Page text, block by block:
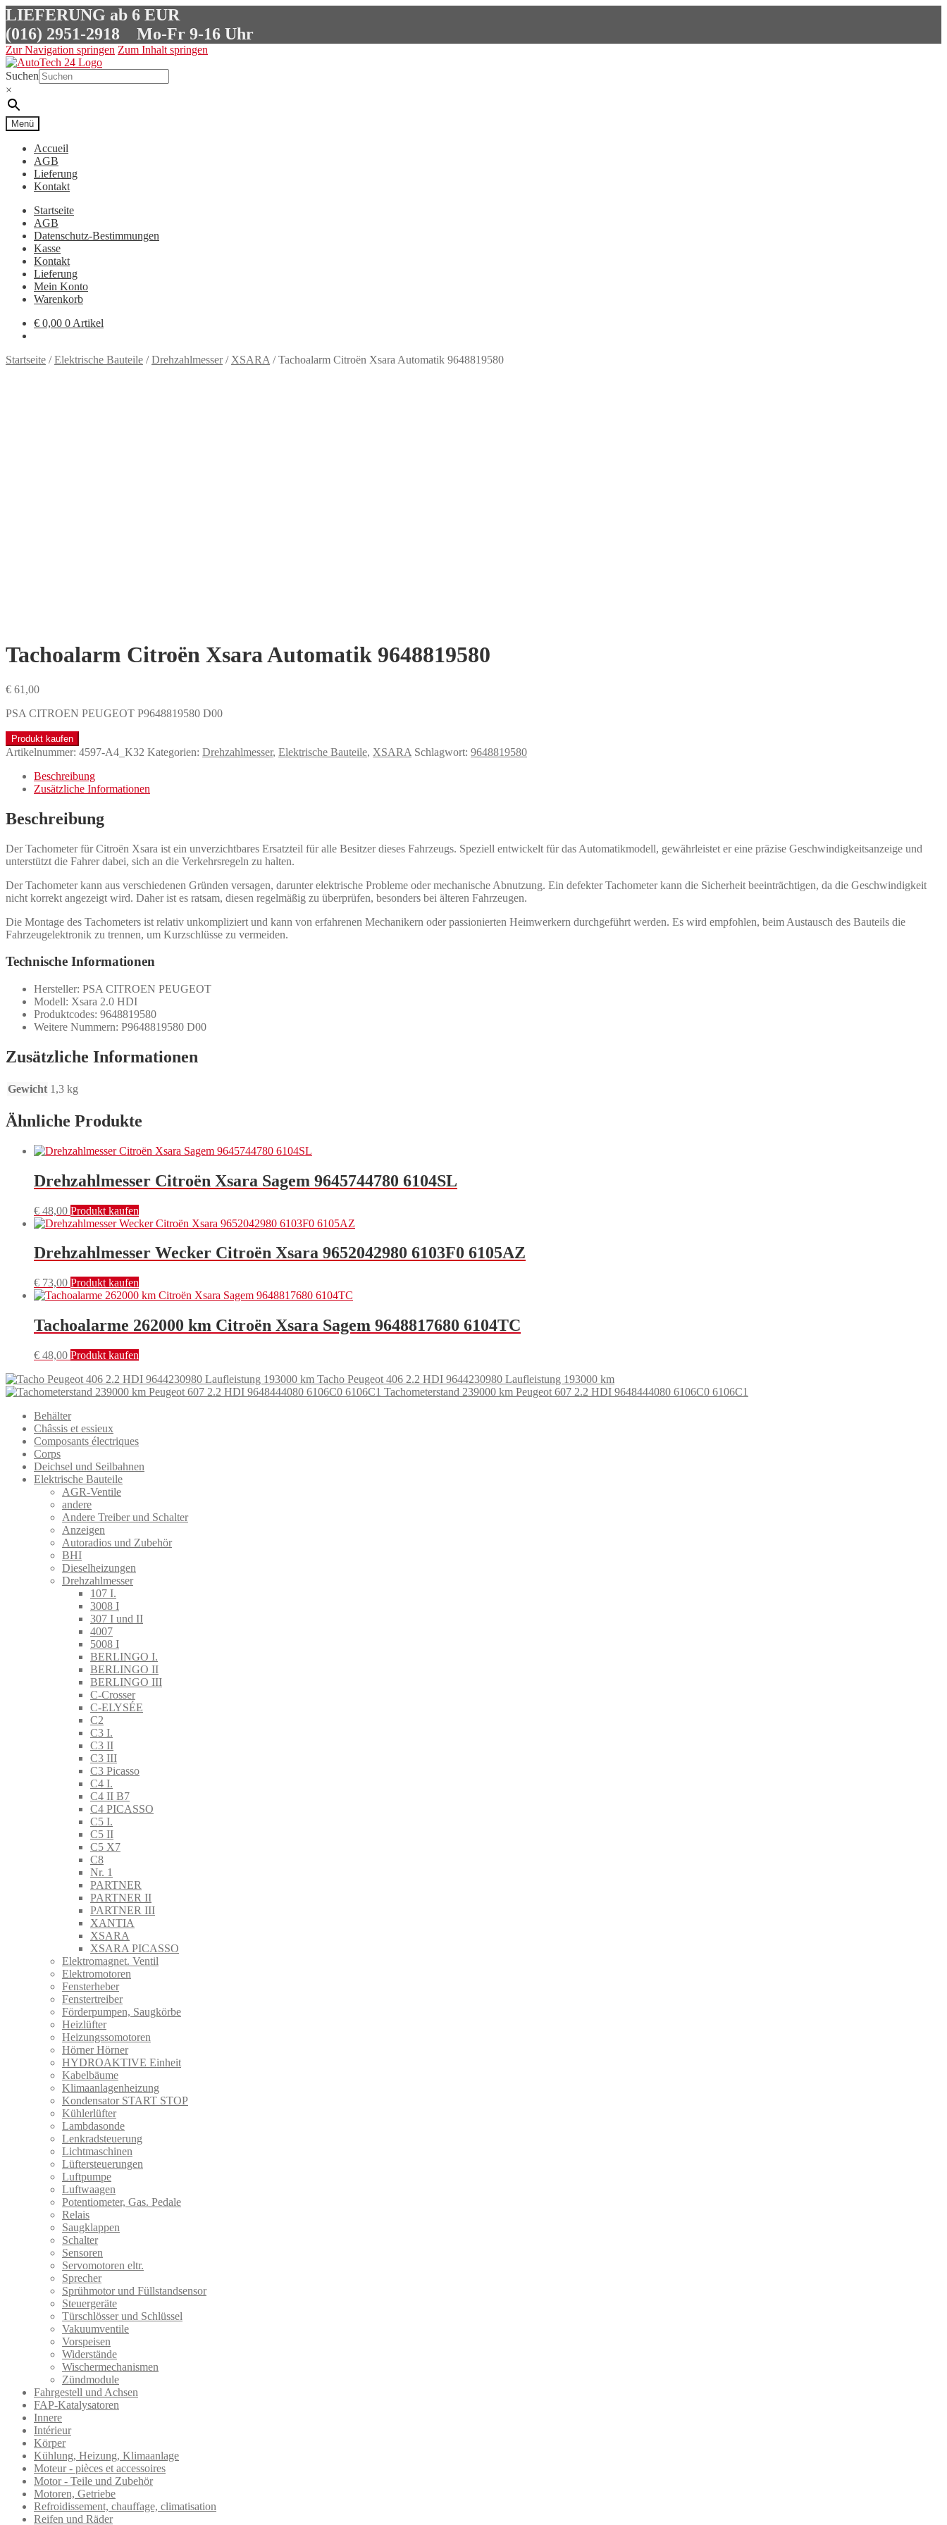
LIEFERUNG ab 6 EUR
(016) 2951-2918 Mo-Fr 9-16 Uhr
Zur Navigation springen Zum Inhalt springen
Suchen
×
Menü
Accueil
AGB
Lieferung
Kontakt
Startseite
AGB
Datenschutz-Bestimmungen
Kasse
Kontakt
Lieferung
Mein Konto
Warenkorb
€ 0,00 0 Artikel
Startseite /Elektrische Bauteile /Drehzahlmesser/ XSARA /Tachoalarm Citroën Xsara Automatik 9648819580
Tachoalarm Citroën Xsara Automatik 9648819580
€ 61,00
PSA CITROEN PEUGEOT P9648819580 D00
Produkt kaufen
Artikelnummer: 4597-A4_K32 Kategorien: Drehzahlmesser, Elektrische Bauteile, XSARA Schlagwort: 9648819580
Beschreibung
Zusätzliche Informationen
Beschreibung
Der Tachometer für Citroën Xsara ist ein unverzichtbares Ersatzteil für alle Besitzer dieses Fahrzeugs. Speziell entwickelt für das Automatikmodell, gewährleistet er eine präzise Geschwindigkeitsanzeige und
unterstützt die Fahrer dabei, sich an die Verkehrsregeln zu halten.
Der Tachometer kann aus verschiedenen Gründen versagen, darunter elektrische Probleme oder mechanische Abnutzung. Ein defekter Tachometer kann die Sicherheit beeinträchtigen, da die Geschwindigkeit
nicht korrekt angezeigt wird. Daher ist es ratsam, diesen regelmäßig zu überprüfen, besonders bei älteren Fahrzeugen.
Die Montage des Tachometers ist relativ unkompliziert und kann von erfahrenen Mechanikern oder passionierten Heimwerkern durchgeführt werden. Es wird empfohlen, beim Austausch des Bauteils die
Fahrzeugelektronik zu trennen, um Kurzschlüsse zu vermeiden.
Technische Informationen
Hersteller: PSA CITROEN PEUGEOT
Modell: Xsara 2.0 HDI
Produktcodes: 9648819580
Weitere Nummern: P9648819580 D00
Zusätzliche Informationen
Gewicht 1,3 kg
Ähnliche Produkte
Drehzahlmesser Citroën Xsara Sagem 9645744780 6104SL
€ 48,00 Produkt kaufen
Drehzahlmesser Wecker Citroën Xsara 9652042980 6103F0 6105AZ
€ 73,00 Produkt kaufen
Tachoalarme 262000 km Citroën Xsara Sagem 9648817680 6104TC
€ 48,00 Produkt kaufen
Tacho Peugeot 406 2.2 HDI 9644230980 Laufleistung 193000 km
Tachometerstand 239000 km Peugeot 607 2.2 HDI 9648444080 6106C0 6106C1
Behälter
Châssis et essieux
Composants électriques
Corps
Deichsel und Seilbahnen
Elektrische Bauteile
AGR-Ventile
andere
Andere Treiber und Schalter
Anzeigen
Autoradios und Zubehör
BHI
Dieselheizungen
Drehzahlmesser
107 I.
3008 I
307 I und II
4007
5008 I
BERLINGO I.
BERLINGO II
BERLINGO III
C-Crosser
C-ELYSÉE
C2
C3 I.
C3 II
C3 III
C3 Picasso
C4 I.
C4 II B7
C4 PICASSO
C5 I.
C5 II
C5 X7
C8
Nr. 1
PARTNER
PARTNER II
PARTNER III
XANTIA
XSARA
XSARA PICASSO
Elektromagnet. Ventil
Elektromotoren
Fensterheber
Fenstertreiber
Förderpumpen, Saugkörbe
Heizlüfter
Heizungssomotoren
Hörner Hörner
HYDROAKTIVE Einheit
Kabelbäume
Klimaanlagenheizung
Kondensator START STOP
Kühlerlüfter
Lambdasonde
Lenkradsteuerung
Lichtmaschinen
Lüftersteuerungen
Luftpumpe
Luftwaagen
Potentiometer, Gas. Pedale
Relais
Saugklappen
Schalter
Sensoren
Servomotoren eltr.
Sprecher
Sprühmotor und Füllstandsensor
Steuergeräte
Türschlösser und Schlüssel
Vakuumventile
Vorspeisen
Widerstände
Wischermechanismen
Zündmodule
Fahrgestell und Achsen
FAP-Katalysatoren
Innere
Intérieur
Körper
Kühlung, Heizung, Klimaanlage
Moteur - pièces et accessoires
Motor - Teile und Zubehör
Motoren, Getriebe
Refroidissement, chauffage, climatisation
Reifen und Räder